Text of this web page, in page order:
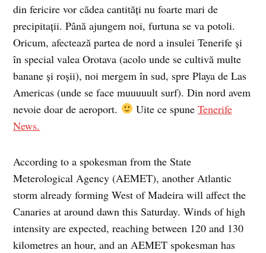
din fericire vor cădea cantităţi nu foarte mari de
precipitaţii. Până ajungem noi, furtuna se va potoli.
Oricum, afectează partea de nord a insulei Tenerife şi
în special valea Orotava (acolo unde se cultivă multe
banane şi roşii), noi mergem în sud, spre Playa de Las
Americas (unde se face muuuuult surf). Din nord avem
nevoie doar de aeroport.
Uite ce spune Tenerife
News.
According to a spokesman from the State
Meterological Agency (AEMET), another Atlantic
storm already forming West of Madeira will affect the
Canaries at around dawn this Saturday. Winds of high
intensity are expected, reaching between 120 and 130
kilometres an hour, and an AEMET spokesman has